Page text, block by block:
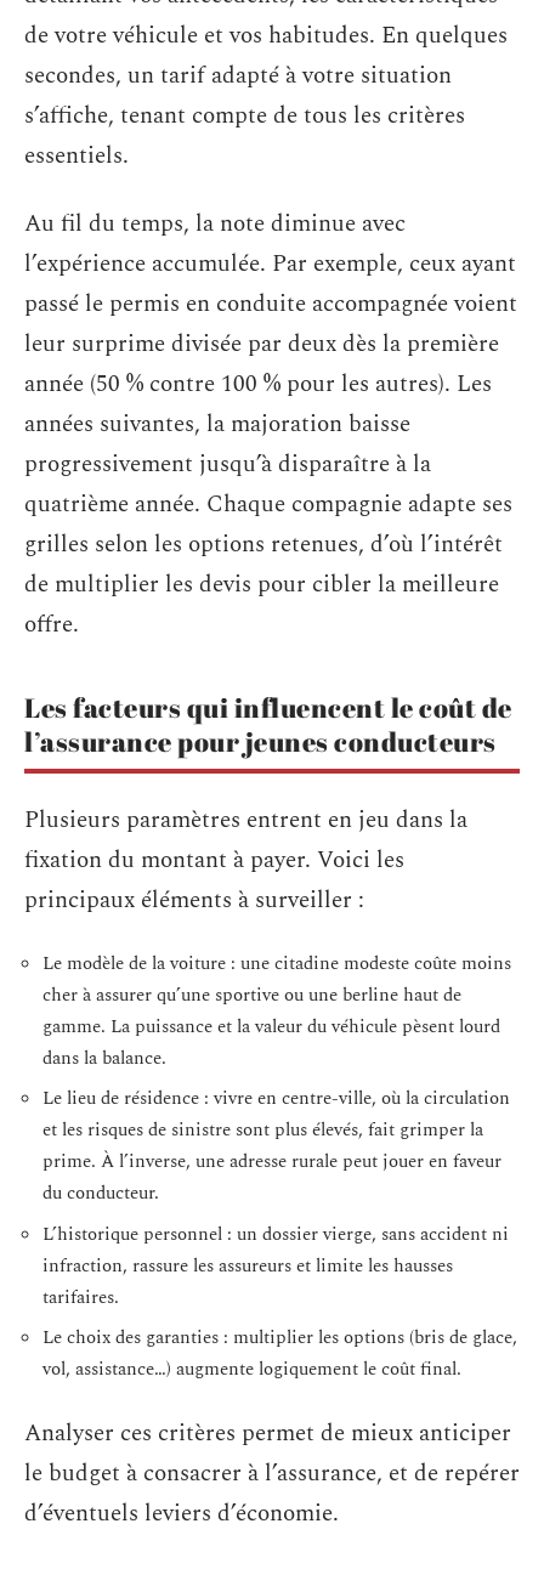
de votre véhicule et vos habitudes. En quelques
secondes, un tarif adapté à votre situation
s’affiche, tenant compte de tous les critères
essentiels.
Au fil du temps, la note diminue avec
l’expérience accumulée. Par exemple, ceux ayant
passé le permis en conduite accompagnée voient
leur surprime divisée par deux dès la première
année (50 % contre 100 % pour les autres). Les
années suivantes, la majoration baisse
progressivement jusqu’à disparaître à la
quatrième année. Chaque compagnie adapte ses
grilles selon les options retenues, d’où l’intérêt
de multiplier les devis pour cibler la meilleure
offre.
Les facteurs qui influencent le coût de
l’assurance pour jeunes conducteurs
Plusieurs paramètres entrent en jeu dans la
fixation du montant à payer. Voici les
principaux éléments à surveiller :
Le modèle de la voiture : une citadine modeste coûte moins
cher à assurer qu’une sportive ou une berline haut de
gamme. La puissance et la valeur du véhicule pèsent lourd
dans la balance.
Le lieu de résidence : vivre en centre-ville, où la circulation
et les risques de sinistre sont plus élevés, fait grimper la
prime. À l’inverse, une adresse rurale peut jouer en faveur
du conducteur.
L’historique personnel : un dossier vierge, sans accident ni
infraction, rassure les assureurs et limite les hausses
tarifaires.
Le choix des garanties : multiplier les options (bris de glace,
vol, assistance…) augmente logiquement le coût final.
Analyser ces critères permet de mieux anticiper
le budget à consacrer à l’assurance, et de repérer
d’éventuels leviers d’économie.